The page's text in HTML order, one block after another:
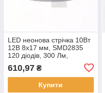
LED неонова стрічка 10Вт
12В 8х17 мм, SMD2835
120 діодів, 300 Лм,
серія Neon Electro House
by Rishang,,
610,97 ₴
Купити